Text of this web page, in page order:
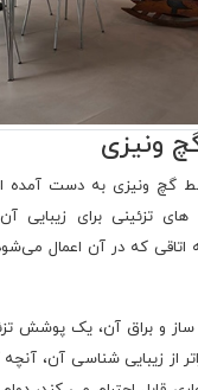
ونیزی
گچ ونیزی به دست آمده
های تزئینی برای زیبایی
اتاقی که در آن اعمال
و براق آن، یک پوشش
از زیبایی شناسی آن،